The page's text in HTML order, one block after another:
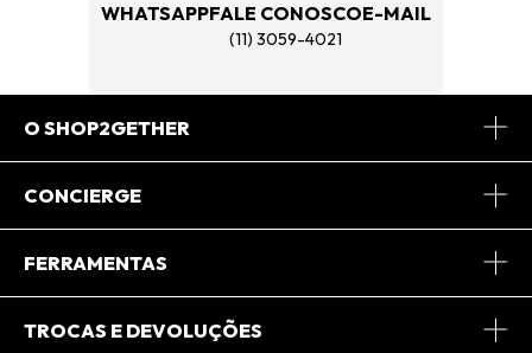
WHATSAPPFALE CONOSCO
(11) 3059-4021
E-MAIL
O SHOP2GETHER
Sobre Nós
CONCIERGE
Central de Relacionamento
FERRAMENTAS
Minha Conta
TROCAS E DEVOLUÇÕES